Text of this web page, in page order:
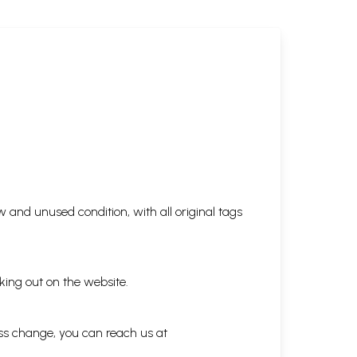
and unused condition, with all original tags
out on the website.
change, you can reach us at